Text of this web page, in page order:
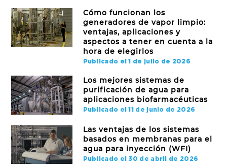
Cómo funcionan los
generadores de vapor limpio:
ventajas, aplicaciones y
aspectos a tener en cuenta a la
hora de elegirlos
Publicado el 1 de julio de 2026
Los mejores sistemas de
purificación de agua para
aplicaciones biofarmacéuticas
Publicado el 11 de junio de 2026
Las ventajas de los sistemas
basados en membranas para el
agua para inyección (WFI)
Publicado el 30 de abril de 2026